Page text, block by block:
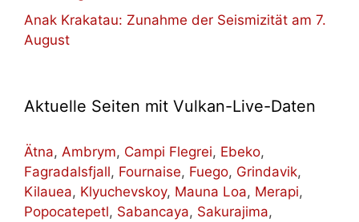
Anak Krakatau: Zunahme der Seismizität am 7.
August
Aktuelle Seiten mit Vulkan-Live-Daten
Ätna, Ambrym, Campi Flegrei, Ebeko,
Fagradalsfjall, Fournaise, Fuego, Grindavik,
Kilauea, Klyuchevskoy, Mauna Loa, Merapi,
Popocatepetl, Sabancaya, Sakurajima,